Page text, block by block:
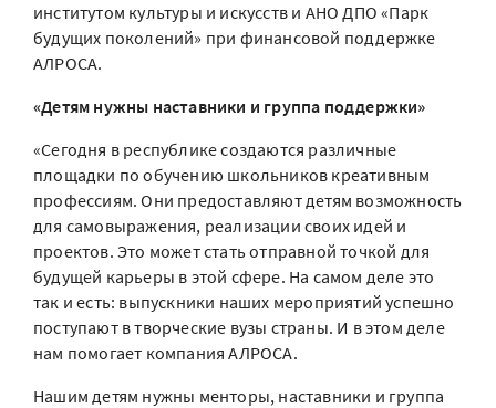
институтом культуры и искусств и АНО ДПО «Парк
будущих поколений» при финансовой поддержке
АЛРОСА.
«Детям нужны наставники и группа поддержки»
«Сегодня в республике создаются различные
площадки по обучению школьников креативным
профессиям. Они предоставляют детям возможность
для самовыражения, реализации своих идей и
проектов. Это может стать отправной точкой для
будущей карьеры в этой сфере. На самом деле это
так и есть: выпускники наших мероприятий успешно
поступают в творческие вузы страны. И в этом деле
нам помогает компания АЛРОСА.
Нашим детям нужны менторы, наставники и группа